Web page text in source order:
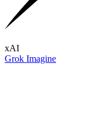
xAI
Grok Imagine